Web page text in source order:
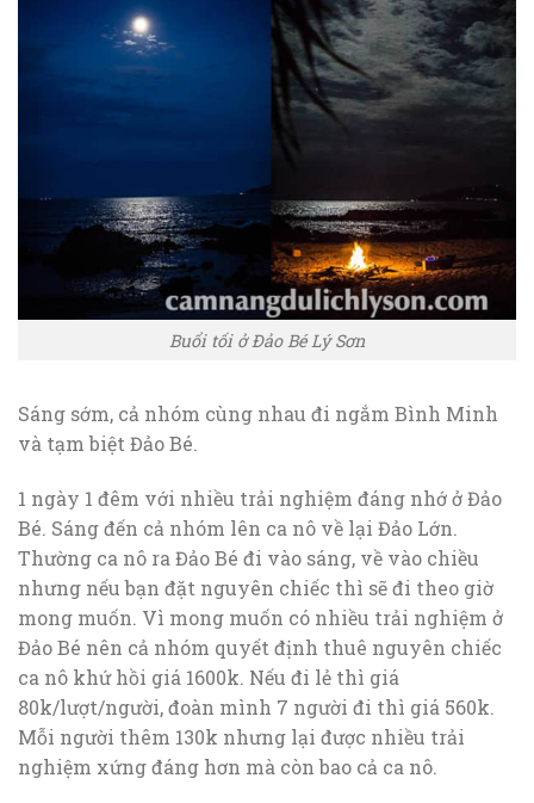
Buổi tối ở Đảo Bé Lý Sơn
Sáng sớm, cả nhóm cùng nhau đi ngắm Bình Minh
và tạm biệt Đảo Bé.
1 ngày 1 đêm với nhiều trải nghiệm đáng nhớ ở Đảo
Bé. Sáng đến cả nhóm lên ca nô về lại Đảo Lớn.
Thường ca nô ra Đảo Bé đi vào sáng, về vào chiều
nhưng nếu bạn đặt nguyên chiếc thì sẽ đi theo giờ
mong muốn. Vì mong muốn có nhiều trải nghiệm ở
Đảo Bé nên cả nhóm quyết định thuê nguyên chiếc
ca nô khứ hồi giá 1600k. Nếu đi lẻ thì giá
80k/lượt/người, đoàn mình 7 người đi thì giá 560k.
Mỗi người thêm 130k nhưng lại được nhiều trải
nghiệm xứng đáng hơn mà còn bao cả ca nô.